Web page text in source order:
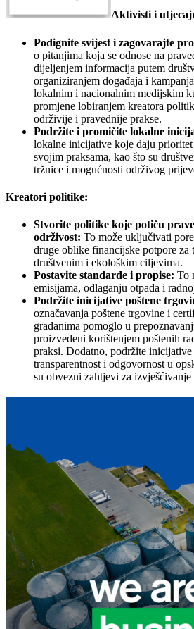
Aktivisti i
Podignite svijest i zagovarajte
o pitanjima koja se odnose na
dijeljenjem informacija putem
organiziranjem događaja i
lokalnim i nacionalnim medijskim
promjene lobiranjem kreatora
održivije i pravednije prakse.
Podržite i promičite lokalne
lokalne inicijative koje daju
svojim praksama, kao što su
tržnice i mogućnosti održivog
Kreatori politike:
Stvorite politike koje potiču
održivost: To može uključivati
druge oblike financijske potpore
društvenim i ekološkim ciljevima.
Postavite standarde i propise: To
emisijama, odlaganju otpada i
Podržite inicijative poštene
označavanja poštene trgovine i
građanima pomoglo u
proizvedeni korištenjem poštenih
praksi. Dodatno, podržite
transparentnost i odgovornost u
su obvezni zahtjevi za izvješćivanje